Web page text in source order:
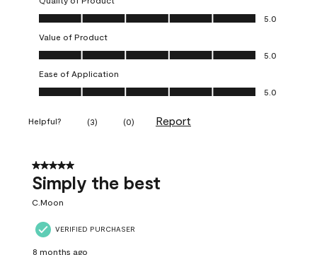
Quality of Product, 5.0 out of 5
5.0
Value of Product
Value of Product, 5.0 out of 5
5.0
Ease of Application
Ease of Application, 5.0 out of 5
5.0
Helpful? (3) (0) Report
5 out of 5 stars.
Simply the best
C.Moon
VERIFIED PURCHASER
8 months ago